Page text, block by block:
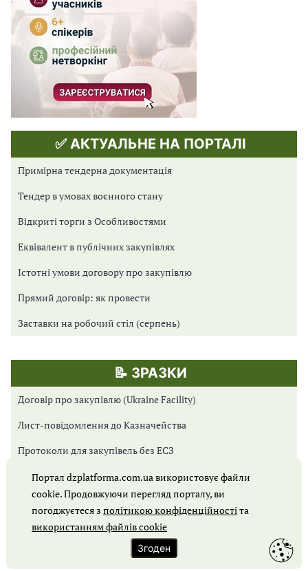
✅ АКТУАЛЬНЕ НА ПОРТАЛІ
Примірна тендерна документація
Тендер в умовах воєнного стану
Відкриті торги з Особливостями
Еквівалент в публічних закупівлях
Істотні умови договору про закупівлю
Прямий договір: як провести
Заставки на робочий стіл (серпень)
📝 ЗРАЗКИ
Договір про закупівлю (Ukraine Facility)
Лист-повідомлення до Казначейства
Протоколи для закупівель без ЕСЗ
Протоколи для Prozorro Market
Протоколи для відкритих торгів
Обґрунтування закупівлі
Портал dzplatforma.com.ua використовує файли
cookie. Продовжуючи перегляд порталу, ви
погоджуєтеся зполітикою конфіденційностіта
використанням файлів cookie
Згоден